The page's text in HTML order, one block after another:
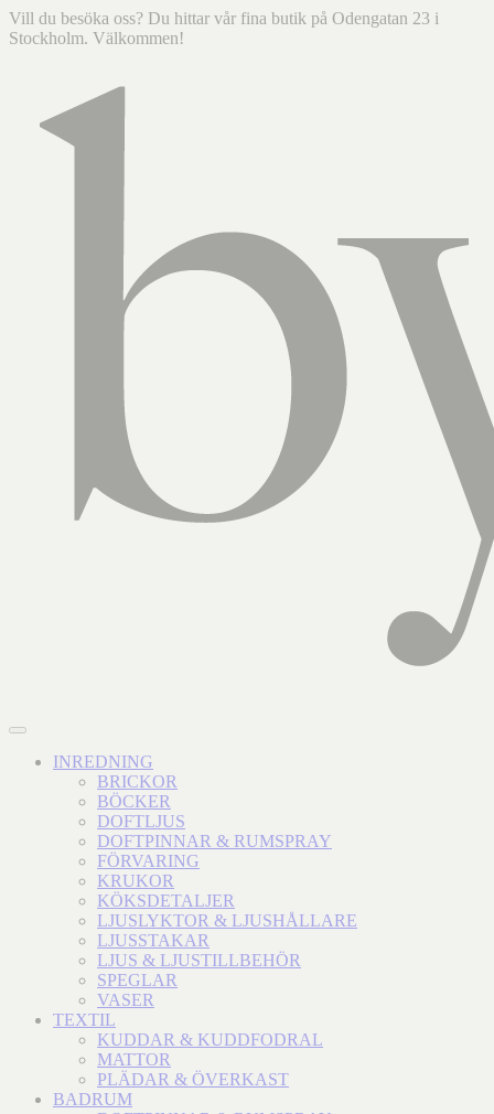
Vill du besöka oss? Du hittar vår fina butik på Odengatan 23 i
Stockholm. Välkommen!
INREDNING
BRICKOR
BÖCKER
DOFTLJUS
DOFTPINNAR & RUMSPRAY
FÖRVARING
KRUKOR
KÖKSDETALJER
LJUSLYKTOR & LJUSHÅLLARE
LJUSSTAKAR
LJUS & LJUSTILLBEHÖR
SPEGLAR
VASER
TEXTIL
KUDDAR & KUDDFODRAL
MATTOR
PLÄDAR & ÖVERKAST
BADRUM